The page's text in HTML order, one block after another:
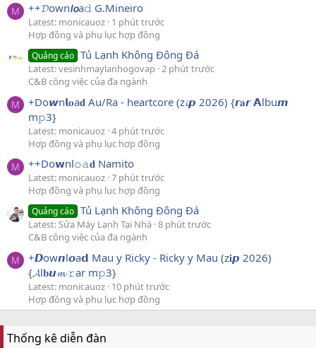
M ++𝓓own𝙡𝙤a𝚍 G.Mineiro
Latest: monicauoz 1 phút trước
Hợp đồng và phụ lục hợp đồng
Quảng cáo Tủ Lạnh Không Đông Đá
Latest: vesinhmaylanhogovap 2 phút trước
C&B công việc của đa ngành
M
+Do𝙬n𝗹𝐨a𝐝 Au/Ra - heartcore (z𝓲𝙥 2026) {𝙧𝐚𝙧 𝗔lbu𝙢
m𝚙3}
Latest: monicauoz 4 phút trước
Hợp đồng và phụ lục hợp đồng
M ++Do𝘄nl𝚘𝚊𝐝 Namito
Latest: monicauoz 7 phút trước
Hợp đồng và phụ lục hợp đồng
Quảng cáo Tủ Lạnh Không Đông Đá
Latest: Sửa Máy Lạnh Tại Nhà 8 phút trước
C&B công việc của đa ngành
M
+𝘿ow𝙣l𝙤a𝗱 Mau y Ricky - Ricky y Mau (z𝐢𝙥 2026)
{𝓐l𝐛𝙪𝓶 𝚛ar m𝚙3}
Latest: monicauoz 10 phút trước
Hợp đồng và phụ lục hợp đồng
Thống kê diễn đàn